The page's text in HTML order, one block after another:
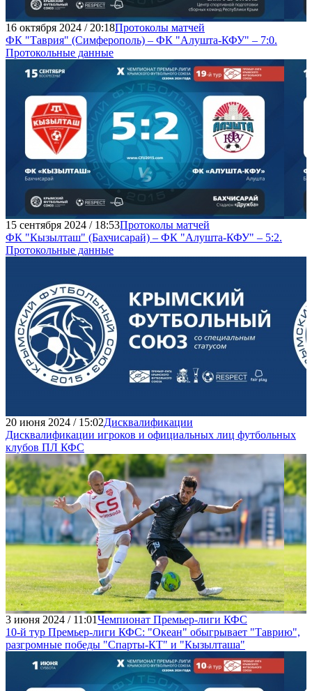
16 октября 2024 / 20:18Протоколы матчей
ФК "Таврия" (Симферополь) – ФК "Алушта-КФУ" – 7:0.
Протокольные данные
15 сентября 2024 / 18:53Протоколы матчей
ФК "Кызылташ" (Бахчисарай) – ФК "Алушта-КФУ" – 5:2.
Протокольные данные
20 июня 2024 / 15:02Дисквалификации
Дисквалификации игроков и официальных лиц футбольных
клубов ПЛ КФС
3 июня 2024 / 11:01Чемпионат Премьер-лиги КФС
10-й тур Премьер-лиги КФС: "Океан" обыгрывает "Таврию",
разгромные победы "Спарты-КТ" и "Кызылташа"